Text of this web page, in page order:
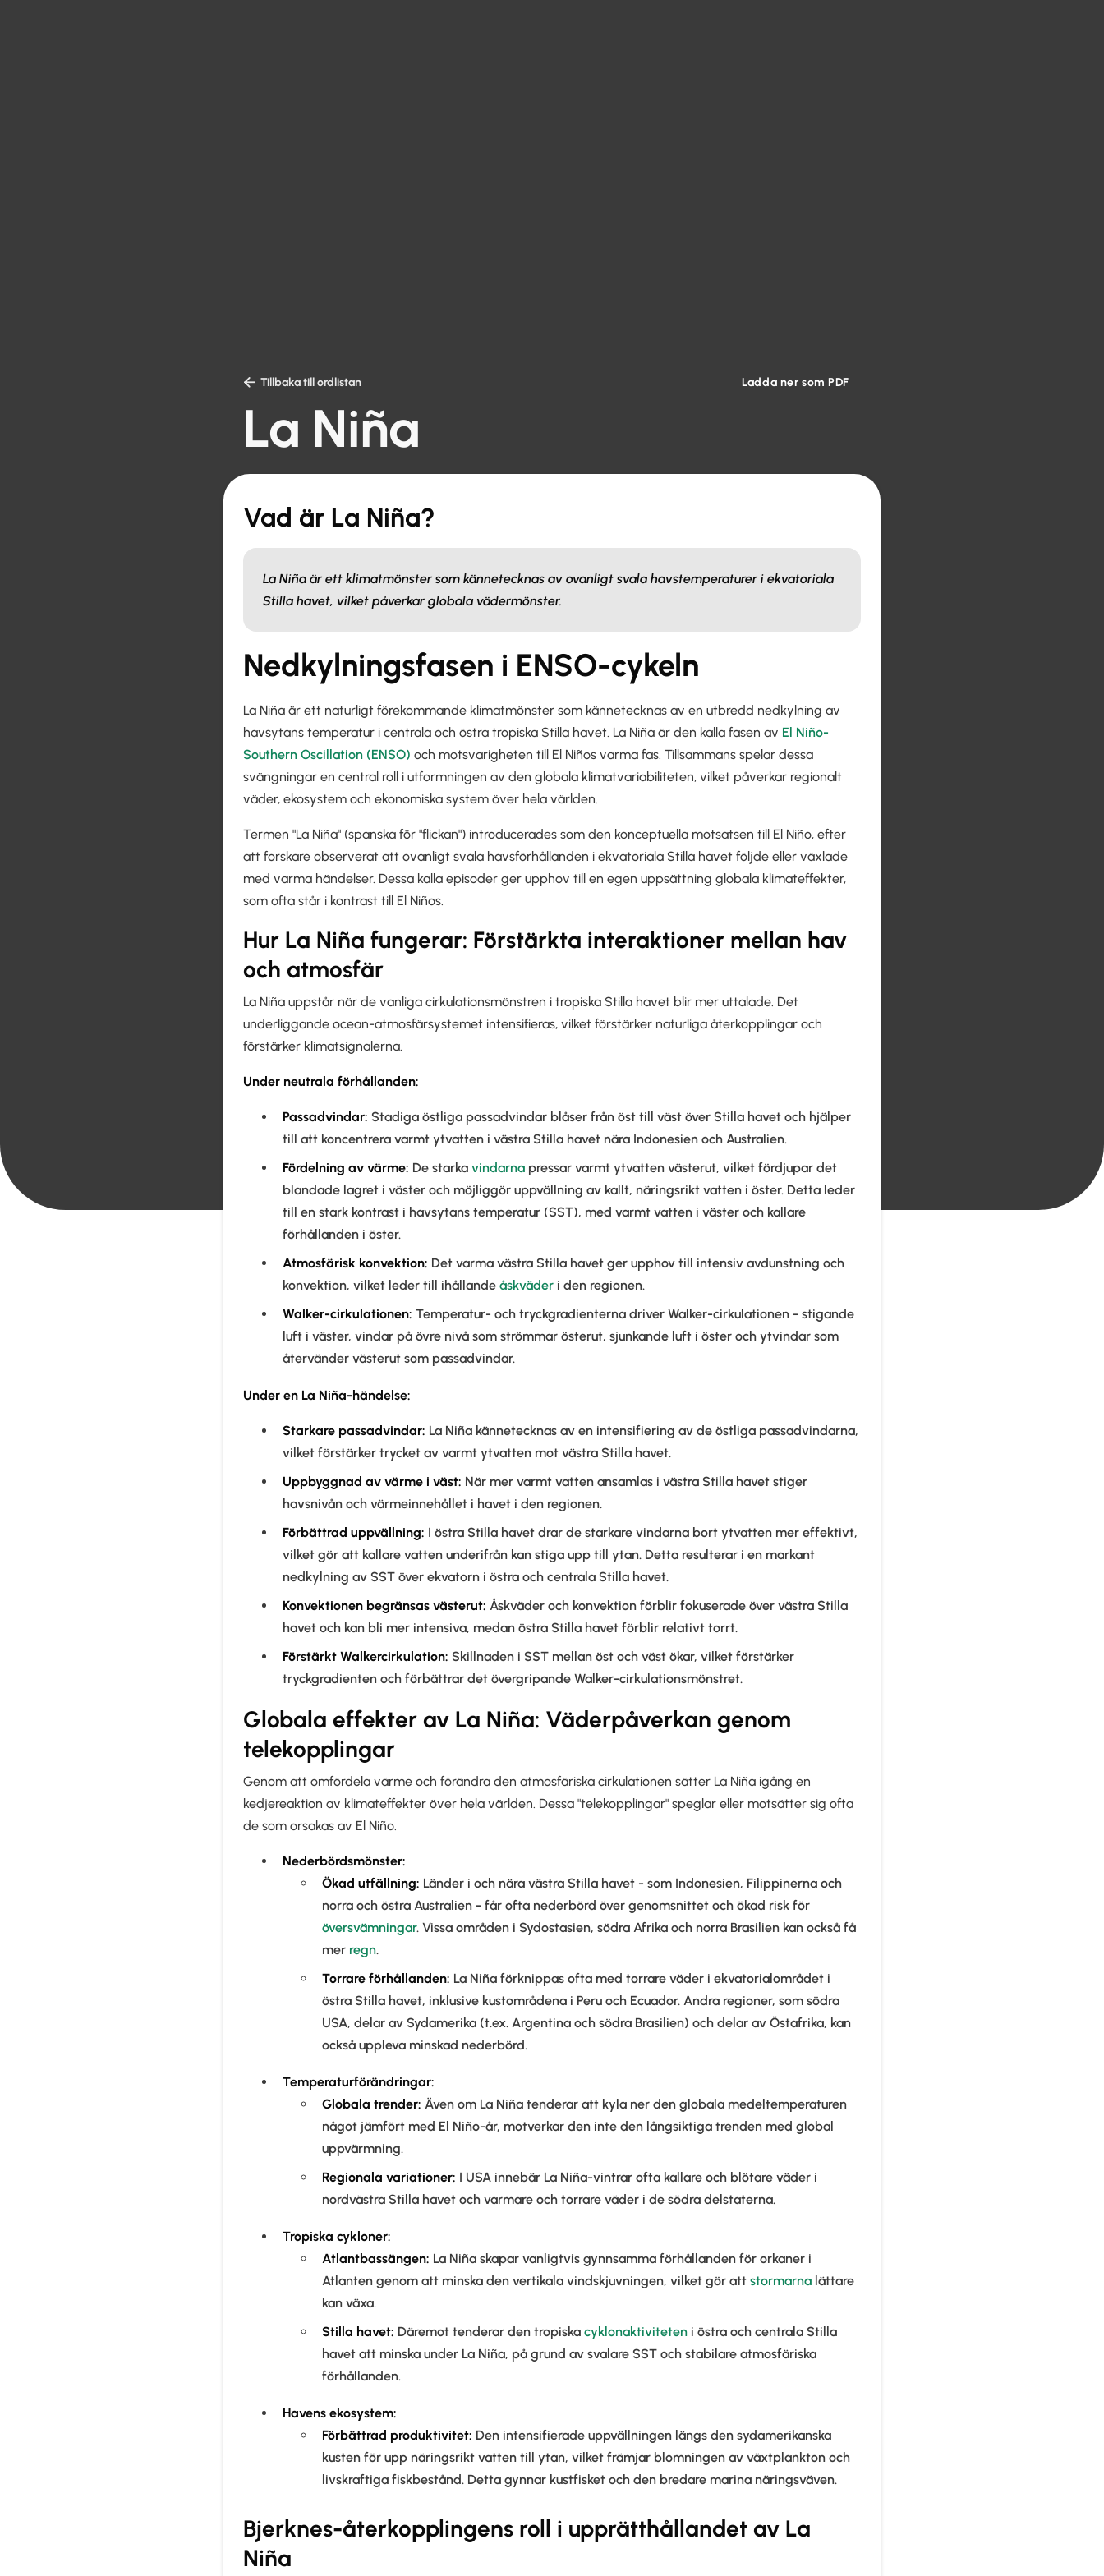
 Tillbaka till ordlistan Ladda ner som PDF
La Niña
Vad är La Niña?
La Niña är ett klimatmönster som kännetecknas av ovanligt svala havstemperaturer i ekvatoriala
Stilla havet, vilket påverkar globala vädermönster.
Nedkylningsfasen i ENSO-cykeln
La Niña är ett naturligt förekommande klimatmönster som kännetecknas av en utbredd nedkylning av
havsytans temperatur i centrala och östra tropiska Stilla havet. La Niña är den kalla fasen av El Niño-
Southern Oscillation (ENSO) och motsvarigheten till El Niños varma fas. Tillsammans spelar dessa
svängningar en central roll i utformningen av den globala klimatvariabiliteten, vilket påverkar regionalt
väder, ekosystem och ekonomiska system över hela världen.
Termen "La Niña" (spanska för "flickan") introducerades som den konceptuella motsatsen till El Niño, efter
att forskare observerat att ovanligt svala havsförhållanden i ekvatoriala Stilla havet följde eller växlade
med varma händelser. Dessa kalla episoder ger upphov till en egen uppsättning globala klimateffekter,
som ofta står i kontrast till El Niños.
Hur La Niña fungerar: Förstärkta interaktioner mellan hav
och atmosfär
La Niña uppstår när de vanliga cirkulationsmönstren i tropiska Stilla havet blir mer uttalade. Det
underliggande ocean-atmosfärsystemet intensifieras, vilket förstärker naturliga återkopplingar och
förstärker klimatsignalerna.
Under neutrala förhållanden:
Passadvindar: Stadiga östliga passadvindar blåser från öst till väst över Stilla havet och hjälper
till att koncentrera varmt ytvatten i västra Stilla havet nära Indonesien och Australien.
Fördelning av värme: De starka vindarna pressar varmt ytvatten västerut, vilket fördjupar det
blandade lagret i väster och möjliggör uppvällning av kallt, näringsrikt vatten i öster. Detta leder
till en stark kontrast i havsytans temperatur (SST), med varmt vatten i väster och kallare
förhållanden i öster.
Atmosfärisk konvektion: Det varma västra Stilla havet ger upphov till intensiv avdunstning och
konvektion, vilket leder till ihållande åskväder i den regionen.
Walker-cirkulationen: Temperatur- och tryckgradienterna driver Walker-cirkulationen - stigande
luft i väster, vindar på övre nivå som strömmar österut, sjunkande luft i öster och ytvindar som
återvänder västerut som passadvindar.
Under en La Niña-händelse:
Starkare passadvindar: La Niña kännetecknas av en intensifiering av de östliga passadvindarna,
vilket förstärker trycket av varmt ytvatten mot västra Stilla havet.
Uppbyggnad av värme i väst: När mer varmt vatten ansamlas i västra Stilla havet stiger
havsnivån och värmeinnehållet i havet i den regionen.
Förbättrad uppvällning: I östra Stilla havet drar de starkare vindarna bort ytvatten mer effektivt,
vilket gör att kallare vatten underifrån kan stiga upp till ytan. Detta resulterar i en markant
nedkylning av SST över ekvatorn i östra och centrala Stilla havet.
Konvektionen begränsas västerut: Åskväder och konvektion förblir fokuserade över västra Stilla
havet och kan bli mer intensiva, medan östra Stilla havet förblir relativt torrt.
Förstärkt Walkercirkulation: Skillnaden i SST mellan öst och väst ökar, vilket förstärker
tryckgradienten och förbättrar det övergripande Walker-cirkulationsmönstret.
Globala effekter av La Niña: Väderpåverkan genom
telekopplingar
Genom att omfördela värme och förändra den atmosfäriska cirkulationen sätter La Niña igång en
kedjereaktion av klimateffekter över hela världen. Dessa "telekopplingar" speglar eller motsätter sig ofta
de som orsakas av El Niño.
Nederbördsmönster:
Ökad utfällning: Länder i och nära västra Stilla havet - som Indonesien, Filippinerna och
norra och östra Australien - får ofta nederbörd över genomsnittet och ökad risk för
översvämningar. Vissa områden i Sydostasien, södra Afrika och norra Brasilien kan också få
mer regn.
Torrare förhållanden: La Niña förknippas ofta med torrare väder i ekvatorialområdet i
östra Stilla havet, inklusive kustområdena i Peru och Ecuador. Andra regioner, som södra
USA, delar av Sydamerika (t.ex. Argentina och södra Brasilien) och delar av Östafrika, kan
också uppleva minskad nederbörd.
Temperaturförändringar:
Globala trender: Även om La Niña tenderar att kyla ner den globala medeltemperaturen
något jämfört med El Niño-år, motverkar den inte den långsiktiga trenden med global
uppvärmning.
Regionala variationer: I USA innebär La Niña-vintrar ofta kallare och blötare väder i
nordvästra Stilla havet och varmare och torrare väder i de södra delstaterna.
Tropiska cykloner:
Atlantbassängen: La Niña skapar vanligtvis gynnsamma förhållanden för orkaner i
Atlanten genom att minska den vertikala vindskjuvningen, vilket gör att stormarna lättare
kan växa.
Stilla havet: Däremot tenderar den tropiska cyklonaktiviteten i östra och centrala Stilla
havet att minska under La Niña, på grund av svalare SST och stabilare atmosfäriska
förhållanden.
Havens ekosystem:
Förbättrad produktivitet: Den intensifierade uppvällningen längs den sydamerikanska
kusten för upp näringsrikt vatten till ytan, vilket främjar blomningen av växtplankton och
livskraftiga fiskbestånd. Detta gynnar kustfisket och den bredare marina näringsväven.
Bjerknes-återkopplingens roll i upprätthållandet av La
Niña